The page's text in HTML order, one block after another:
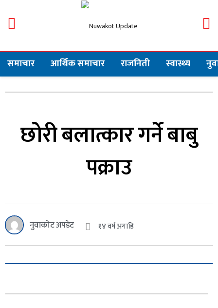
समाचार आर्थिक समाचार राजनिती स्वास्थ्य
छोरी बलात्कार गर्ने बाबु
पक्राउ
नुवाकोट अपडेट १४ वर्ष अगाडि